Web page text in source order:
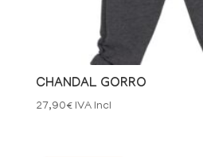
CHANDAL GORRO
27,90€ IVA Incl